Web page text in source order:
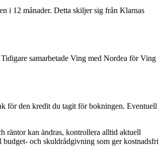
i 12 månader. Detta skiljer sig från Klarnas
samarbetade Ving med Nordea för Ving
för den kredit du tagit för bokningen. Eventuell
räntor kan ändras, kontrollera alltid aktuell
och skuldrådgivning som ger kostnadsfri